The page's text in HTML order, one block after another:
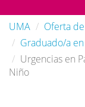
UMA
Oferta
Graduado/a
Urgencias en
Niño